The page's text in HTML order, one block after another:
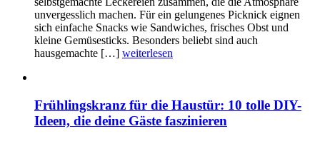
unvergesslich machen. Für ein gelungenes Picknick eignen
sich einfache Snacks wie Sandwiches, frisches Obst und
kleine Gemüsesticks. Besonders beliebt sind auch
hausgemachte […] weiterlesen
Frühlingskranz für die Haustür: 10 tolle DIY-
Ideen, die deine Gäste faszinieren